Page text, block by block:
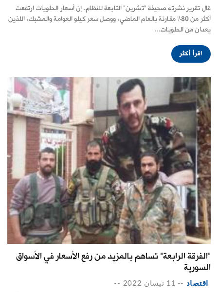
قال تقرير نشرته صحيفة "تشرين" التابعة للنظام، إن أسعار الحلويات ارتفعت
أكثر من 80% مقارنة بالعام الماضي، ووصل سعر كيلو العوامة والمشبك، اللذين
يعدان من الحلويات...
اقرأ أكثر
"الفرقة الرابعة" تساهم بالمزيد من رفع الأسعار في الأسواق
السورية
اقتصاد -- 11 نيسان 2022 --